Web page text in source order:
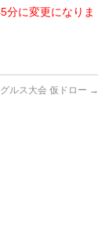
分に変更になりま
ルス大会 仮ドロー →